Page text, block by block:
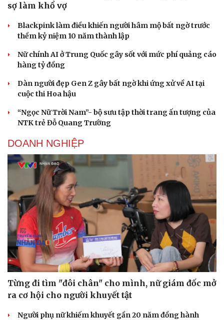
sợ làm khổ vợ
Blackpink làm điều khiến người hâm mộ bất ngờ trước
thềm kỷ niệm 10 năm thành lập
Nữ chính AI ở Trung Quốc gây sốt với mức phí quảng cáo
hàng tỷ đồng
Dàn người đẹp Gen Z gây bất ngờ khi ứng xử về AI tại
cuộc thi Hoa hậu
“Ngọc Nữ Trời Nam”- bộ sưu tập thời trang ấn tượng của
NTK trẻ Đỗ Quang Trường
DOANH NGHIỆP
Từng đi tìm "đôi chân" cho mình, nữ giám đốc mở
ra cơ hội cho người khuyết tật
Người phụ nữ khiếm khuyết gần 20 năm đồng hành